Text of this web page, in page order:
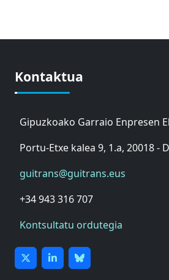
Kontaktua
Gipuzkoako Garraio Enpresen
Portu-Etxe kalea 9, 1.a, 20018 -
guitrans@guitrans.eus
+34 943 316 707
Kontsultatu ordutegia